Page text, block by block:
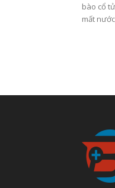
bào cổ
mất